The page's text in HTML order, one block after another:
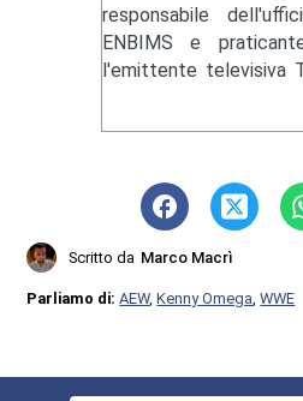
responsabile
ENBIMS e
l'emittente televisiva
Scritto da Marco Macrì
Parliamo di:AEW,Kenny Omega ,WWE